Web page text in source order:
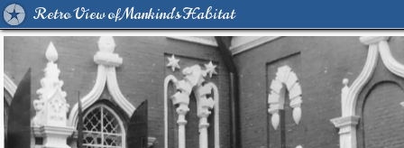
Retro View of Mankind's Habitat